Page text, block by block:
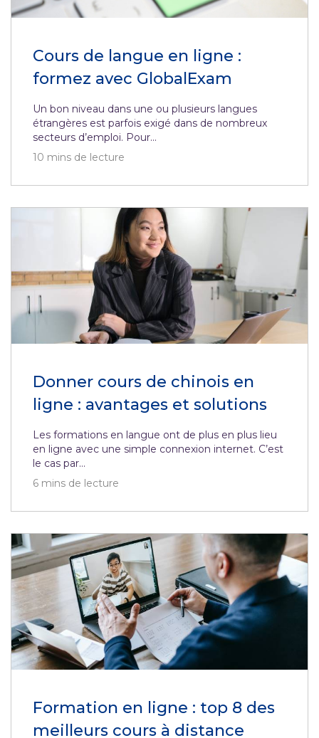
Cours de langue en ligne :
formez avec GlobalExam
Un bon niveau dans une ou plusieurs langues
étrangères est parfois exigé dans de nombreux
secteurs d’emploi. Pour...
10 mins de lecture
Donner cours de chinois en
ligne : avantages et solutions
Les formations en langue ont de plus en plus lieu
en ligne avec une simple connexion internet. C’est
le cas par...
6 mins de lecture
Formation en ligne : top 8 des
meilleurs cours à distance